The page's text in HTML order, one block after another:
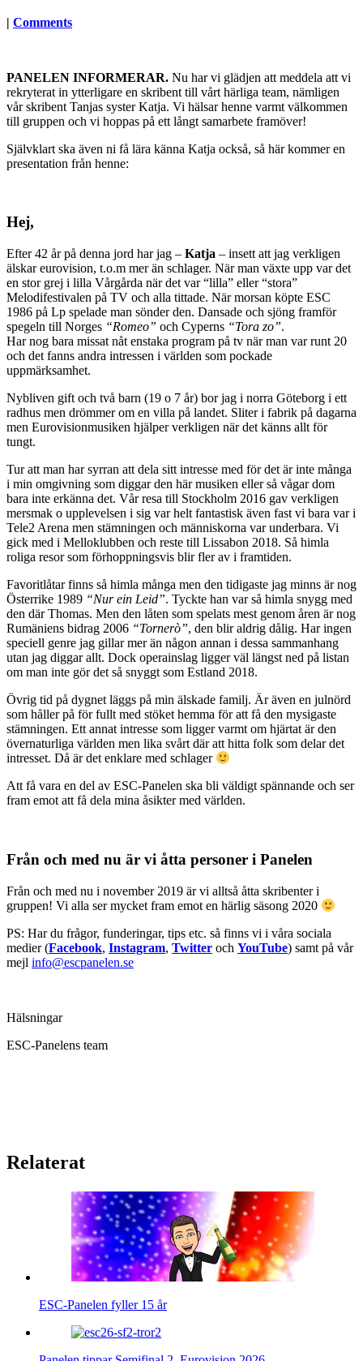
| Comments
PANELEN INFORMERAR. Nu har vi glädjen att meddela att vi
rekryterat in ytterligare en skribent till vårt härliga team, nämligen
vår skribent Tanjas syster Katja. Vi hälsar henne varmt välkommen
till gruppen och vi hoppas på ett långt samarbete framöver!
Självklart ska även ni få lära känna Katja också, så här kommer en
presentation från henne:
Hej,
Efter 42 år på denna jord har jag – Katja – insett att jag verkligen
älskar eurovision, t.o.m mer än schlager. När man växte upp var det
en stor grej i lilla Vårgårda när det var “lilla” eller “stora”
Melodifestivalen på TV och alla tittade. När morsan köpte ESC
1986 på Lp spelade man sönder den. Dansade och sjöng framför
spegeln till Norges “Romeo” och Cyperns “Tora zo”.
Har nog bara missat nåt enstaka program på tv när man var runt 20
och det fanns andra intressen i världen som pockade
uppmärksamhet.
Nybliven gift och två barn (19 o 7 år) bor jag i norra Göteborg i ett
radhus men drömmer om en villa på landet. Sliter i fabrik på dagarna
men Eurovisionmusiken hjälper verkligen när det känns allt för
tungt.
Tur att man har syrran att dela sitt intresse med för det är inte många
i min omgivning som diggar den här musiken eller så vågar dom
bara inte erkänna det. Vår resa till Stockholm 2016 gav verkligen
mersmak o upplevelsen i sig var helt fantastisk även fast vi bara var i
Tele2 Arena men stämningen och människorna var underbara. Vi
gick med i Melloklubben och reste till Lissabon 2018. Så himla
roliga resor som förhoppningsvis blir fler av i framtiden.
Favoritlåtar finns så himla många men den tidigaste jag minns är nog
Österrike 1989 “Nur ein Leid”. Tyckte han var så himla snygg med
den där Thomas. Men den låten som spelats mest genom åren är nog
Rumäniens bidrag 2006 “Tornerò”, den blir aldrig dålig. Har ingen
speciell genre jag gillar mer än någon annan i dessa sammanhang
utan jag diggar allt. Dock operainslag ligger väl längst ned på listan
om man inte gör det så snyggt som Estland 2018.
Övrig tid på dygnet läggs på min älskade familj. Är även en julnörd
som håller på för fullt med stöket hemma för att få den mysigaste
stämningen. Ett annat intresse som ligger varmt om hjärtat är den
övernaturliga världen men lika svårt där att hitta folk som delar det
intresset. Då är det enklare med schlager
Att få vara en del av ESC-Panelen ska bli väldigt spännande och ser
fram emot att få dela mina åsikter med världen.
Från och med nu är vi åtta personer i Panelen
Från och med nu i november 2019 är vi alltså åtta skribenter i
gruppen! Vi alla ser mycket fram emot en härlig säsong 2020
PS: Har du frågor, funderingar, tips etc. så finns vi i våra sociala
medier (Facebook, Instagram, Twitter och YouTube) samt på vår
mejl info@escpanelen.se
Hälsningar
ESC-Panelens team
Relaterat
ESC-Panelen fyller 15 år